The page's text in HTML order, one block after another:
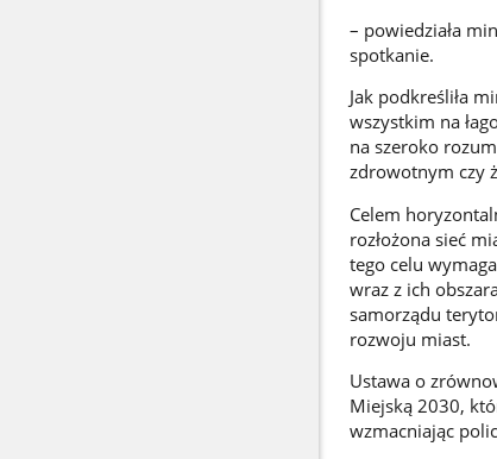
– powiedziała
spotkanie.
Jak podkreśliła
wszystkim na
na szeroko
zdrowotnym czy
Celem
rozłożona sieć
tego celu
wraz z ich
samorządu
rozwoju miast.
Ustawa o
Miejską 2030,
wzmacniając